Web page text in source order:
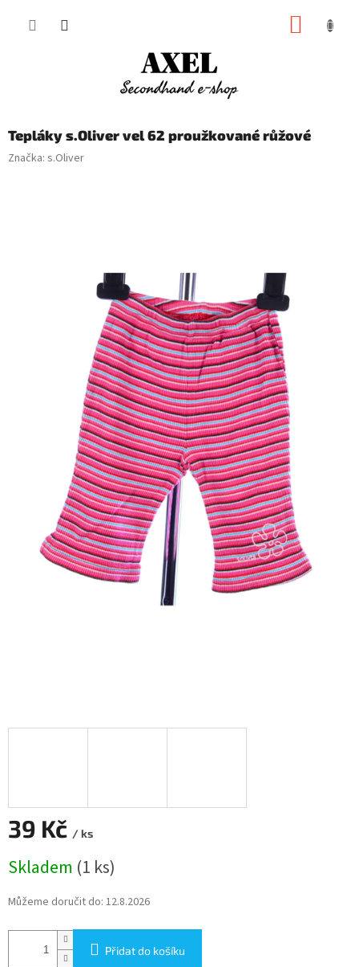
Tepláky s.Oliver vel 62 proužkované růžové
Značka: s.Oliver
39 Kč / ks
cena:
Skladem (1 ks)
Můžeme doručit do: 12.8.2026
Přidat do košíku